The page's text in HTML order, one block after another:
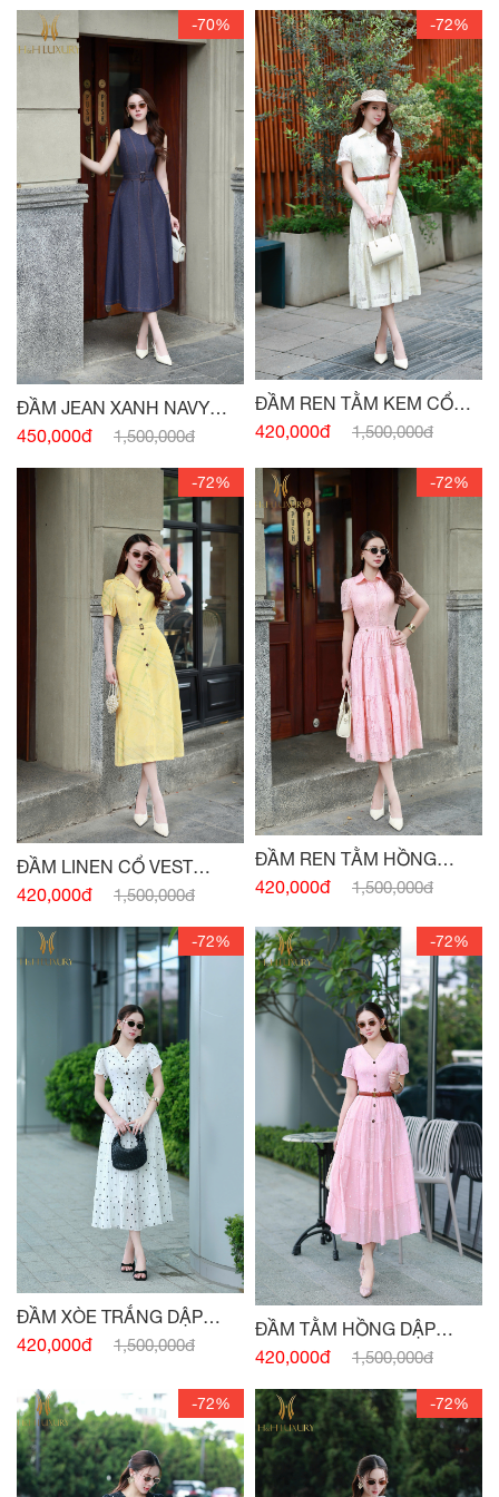
-70%
ĐẦM JEAN XANH NAVY
SÁT NÁCH ĐAI EO
450,000đ 1,500,000đ
-72%
ĐẦM REN TẰM KEM CỔ
ĐỨC
420,000đ 1,500,000đ
-72%
ĐẦM LINEN CỔ VEST
VÀNG BƠ ĐAI EO
420,000đ 1,500,000đ
-72%
ĐẦM REN TẰM HỒNG
THẠCH ANH
420,000đ 1,500,000đ
-72%
ĐẦM XÒE TRẮNG DẬP
NHĂN CỔ V
420,000đ 1,500,000đ
-72%
ĐẦM TẰM HỒNG DẬP
NHĂN CỔ V
420,000đ 1,500,000đ
-72% -72%